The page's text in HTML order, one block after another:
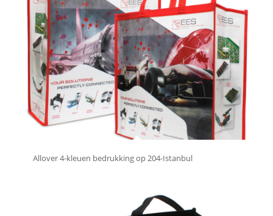
Allover 4-kleuen bedrukking op 204-Istanbul